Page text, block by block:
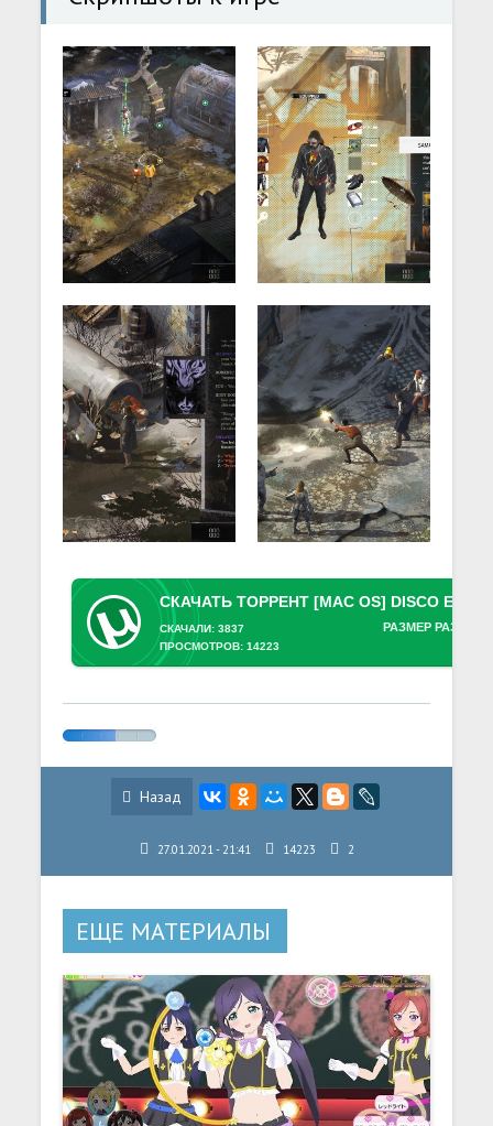
РАЗМЕР
СКАЧАЛИ: 3837
ПРОСМОТРОВ: 14223
Назад
27.01.2021 - 21:41 14223 2
ЕЩЕ МАТЕРИАЛЫ